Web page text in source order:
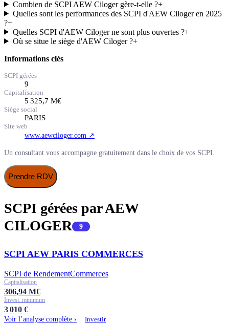
Combien de SCPI AEW Ciloger gère-t-elle ?+
Quelles sont les performances des SCPI d'AEW Ciloger en 2025
?+
Quelles SCPI d'AEW Ciloger ne sont plus ouvertes ?+
Où se situe le siège d'AEW Ciloger ?+
Informations clés
SCPI gérées
9
Capitalisation
5 325,7 M€
Siège social
PARIS
Site web
www.aewciloger.com ↗
Un consultant vous accompagne gratuitement dans le choix de vos SCPI.
Prendre RDV
SCPI gérées parAEW
CILOGER
9
SCPI AEW PARIS COMMERCES
SCPI de RendementCommerces
Capitalisation
306,94 M€
Invest. minimum
3 010 €
Voir l’analyse complète › Investir